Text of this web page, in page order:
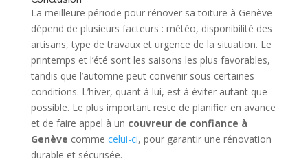
La meilleure période pour rénover sa toiture à Genève
dépend de plusieurs facteurs : météo, disponibilité des
artisans, type de travaux et urgence de la situation. Le
printemps et l’été sont les saisons les plus favorables,
tandis que l’automne peut convenir sous certaines
conditions. L’hiver, quant à lui, est à éviter autant que
possible. Le plus important reste de planifier en avance
et de faire appel à un couvreur de confiance à
Genève comme celui-ci, pour garantir une rénovation
durable et sécurisée.